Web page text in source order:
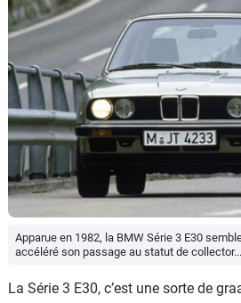
Apparue en 1982, la BMW Série 3 E30
accéléré son passage au statut de collector...
La Série 3 E30, c’est une sorte de